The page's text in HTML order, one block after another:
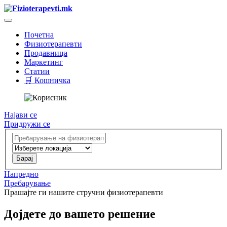
Почетна
Физиотерапевти
Продавница
Маркетинг
Статии
🛒 Кошничка
Најави се
Придружи се
Напредно
Пребарување
Прашајте ги нашите стручни физиотерапевти
Дојдете до вашето решение